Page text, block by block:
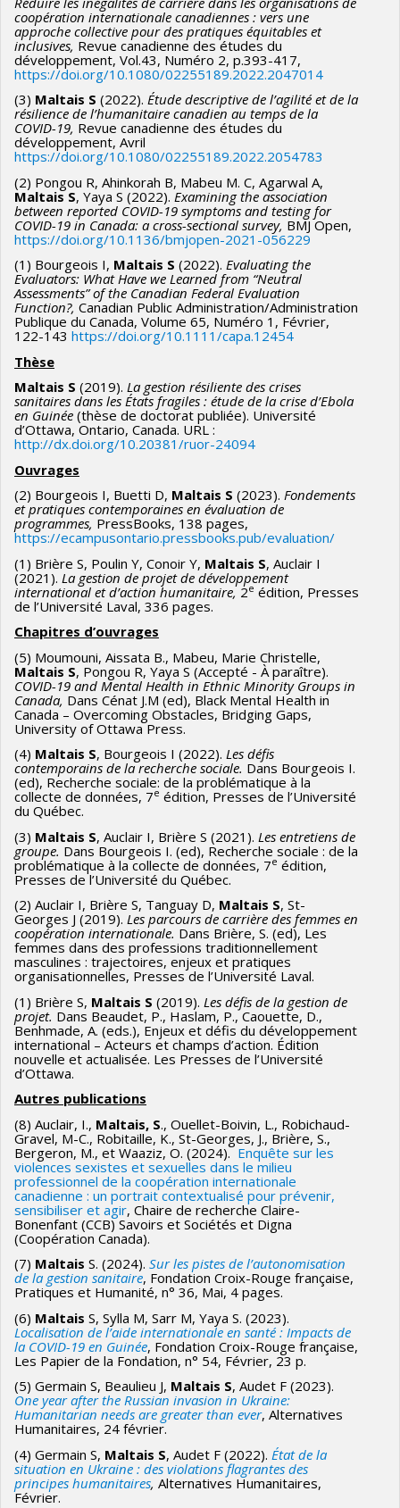
coopération internationale canadiennes : vers une
approche collective pour des pratiques équitables et
inclusives, Revue canadienne des études du
développement, Vol.43, Numéro 2, p.393-417,
https://doi.org/10.1080/02255189.2022.2047014
(3) Maltais S (2022). Étude descriptive de l’agilité et de la
résilience de l’humanitaire canadien au temps de la
COVID-19, Revue canadienne des études du
développement, Avril
https://doi.org/10.1080/02255189.2022.2054783
(2) Pongou R, Ahinkorah B, Mabeu M. C, Agarwal A,
Maltais S, Yaya S (2022). Examining the association
between reported COVID-19 symptoms and testing for
COVID-19 in Canada: a cross-sectional survey, BMJ Open,
https://doi.org/10.1136/bmjopen-2021-056229
(1) Bourgeois I, Maltais S (2022). Evaluating the
Evaluators: What Have we Learned from “Neutral
Assessments” of the Canadian Federal Evaluation
Function?, Canadian Public Administration/Administration
Publique du Canada, Volume 65, Numéro 1, Février,
122-143 https://doi.org/10.1111/capa.12454
Thèse
Maltais S (2019). La gestion résiliente des crises
sanitaires dans les États fragiles : étude de la crise d’Ebola
en Guinée (thèse de doctorat publiée). Université
d’Ottawa, Ontario, Canada. URL :
http://dx.doi.org/10.20381/ruor-24094
Ouvrages
(2) Bourgeois I, Buetti D, Maltais S (2023). Fondements
et pratiques contemporaines en évaluation de
programmes, PressBooks, 138 pages,
https://ecampusontario.pressbooks.pub/evaluation/
(1) Brière S, Poulin Y, Conoir Y, Maltais S, Auclair I
(2021). La gestion de projet de développement
international et d’action humanitaire, 2e édition, Presses
de l’Université Laval, 336 pages.
Chapitres d’ouvrages
(5) Moumouni, Aissata B., Mabeu, Marie Christelle,
Maltais S, Pongou R, Yaya S (Accepté - À paraître).
COVID-19 and Mental Health in Ethnic Minority Groups in
Canada, Dans Cénat J.M (ed), Black Mental Health in
Canada – Overcoming Obstacles, Bridging Gaps,
University of Ottawa Press.
(4) Maltais S, Bourgeois I (2022). Les défis
contemporains de la recherche sociale. Dans Bourgeois I.
(ed), Recherche sociale: de la problématique à la
collecte de données, 7e édition, Presses de l’Université
du Québec.
(3) Maltais S, Auclair I, Brière S (2021). Les entretiens de
groupe. Dans Bourgeois I. (ed), Recherche sociale : de la
problématique à la collecte de données, 7e édition,
Presses de l’Université du Québec.
(2) Auclair I, Brière S, Tanguay D, Maltais S, St-
Georges J (2019). Les parcours de carrière des femmes en
coopération internationale. Dans Brière, S. (ed), Les
femmes dans des professions traditionnellement
masculines : trajectoires, enjeux et pratiques
organisationnelles, Presses de l’Université Laval.
(1) Brière S, Maltais S (2019). Les défis de la gestion de
projet. Dans Beaudet, P., Haslam, P., Caouette, D.,
Benhmade, A. (eds.), Enjeux et défis du développement
international – Acteurs et champs d’action. Édition
nouvelle et actualisée. Les Presses de l’Université
d’Ottawa.
Autres publications
(8) Auclair, I., Maltais, S., Ouellet-Boivin, L., Robichaud-
Gravel, M-C., Robitaille, K., St-Georges, J., Brière, S.,
Bergeron, M., et Waaziz, O. (2024). Enquête sur les
violences sexistes et sexuelles dans le milieu
professionnel de la coopération internationale
canadienne : un portrait contextualisé pour prévenir,
sensibiliser et agir, Chaire de recherche Claire-
Bonenfant (CCB) Savoirs et Sociétés et Digna
(Coopération Canada).
(7) Maltais S. (2024). Sur les pistes de l’autonomisation
de la gestion sanitaire, Fondation Croix-Rouge française,
Pratiques et Humanité, n° 36, Mai, 4 pages.
(6) Maltais S, Sylla M, Sarr M, Yaya S. (2023).
Localisation de l’aide internationale en santé : Impacts de
la COVID-19 en Guinée, Fondation Croix-Rouge française,
Les Papier de la Fondation, n° 54, Février, 23 p.
(5) Germain S, Beaulieu J, Maltais S, Audet F (2023).
One year after the Russian invasion in Ukraine:
Humanitarian needs are greater than ever, Alternatives
Humanitaires, 24 février.
(4) Germain S, Maltais S, Audet F (2022). État de la
situation en Ukraine : des violations flagrantes des
principes humanitaires, Alternatives Humanitaires,
Février.